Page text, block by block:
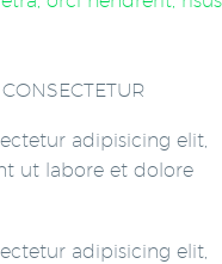
adipisicing elit,
ut labore et dolore
adipisicing elit,